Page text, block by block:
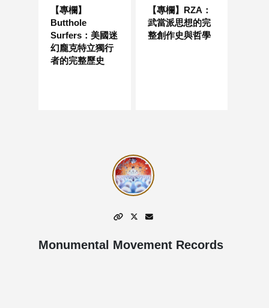
【專欄】
Butthole
Surfers：美國迷
幻龐克特立獨行
者的完整歷史
【專欄】RZA：
武當派思想的完
整創作史與哲學
Monumental Movement Records